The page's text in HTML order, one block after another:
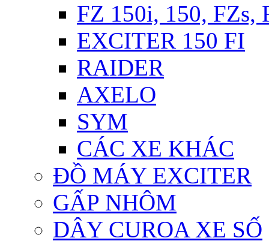
FZ 150i, 150, FZs,
EXCITER 150 FI
RAIDER
AXELO
SYM
CÁC XE KHÁC
ĐỒ MÁY EXCITER
GẤP NHÔM
DÂY CUROA XE SỐ